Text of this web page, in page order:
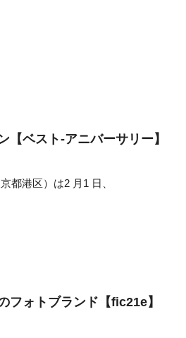
【ベスト-アニバーサリー】
都港区）は2 月1 日、
フォトブランド【fic21e】